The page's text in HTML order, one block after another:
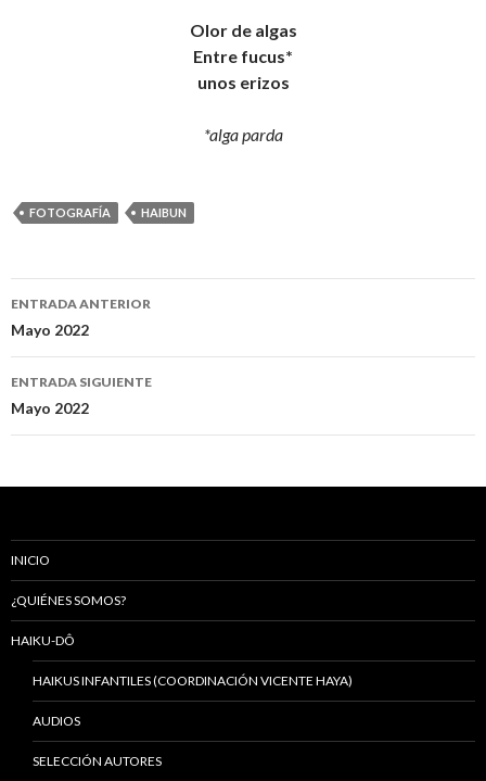
Olor de algas
Entre fucus*
unos erizos
*alga parda
FOTOGRAFÍA HAIBUN
Navegación
de
entradas
ENTRADA ANTERIOR
Mayo 2022
ENTRADA SIGUIENTE
Mayo 2022
INICIO
¿QUIÉNES SOMOS?
HAIKU-DÔ
HAIKUS INFANTILES (COORDINACIÓN VICENTE HAYA)
AUDIOS
SELECCIÓN AUTORES